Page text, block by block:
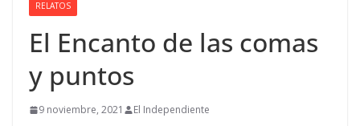
RELATOS
El Encanto de las comas
y puntos
9 noviembre, 2021 El Independiente